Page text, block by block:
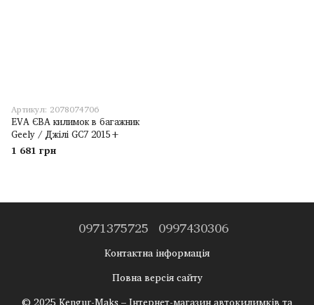
Артикул: 2078074706
EVA ЄВА килимок в багажник
Geely / Джілі GC7 2015+
1 681 грн
0971375725 0997430306
Контактна інформація
Повна версія сайту